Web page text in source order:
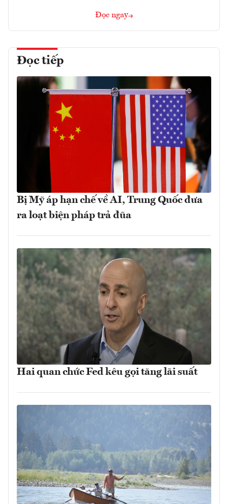
Đọc ngay
Đọc tiếp
Bị Mỹ áp hạn chế về AI, Trung Quốc đưa
ra loạt biện pháp trả đũa
Hai quan chức Fed kêu gọi tăng lãi suất